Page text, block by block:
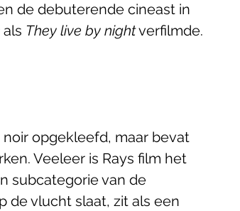
de debuterende cineast in
als They live by night verfilmde.
opgekleefd, maar bevat
Veeleer is Rays film het
subcategorie van de
de vlucht slaat, zit als een